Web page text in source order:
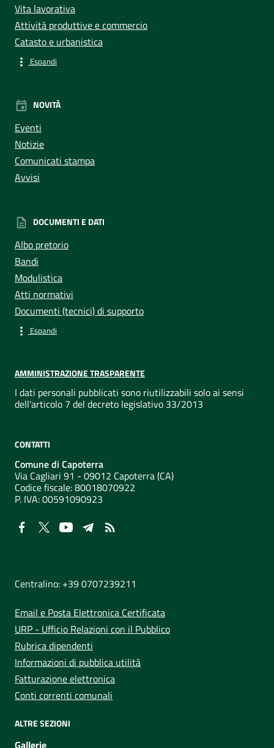
Vita lavorativa
Attività produttive e commercio
Catasto e urbanistica
Espandi
NOVITÀ
Eventi
Notizie
Comunicati stampa
Avvisi
DOCUMENTI E DATI
Albo pretorio
Bandi
Modulistica
Atti normativi
Documenti (tecnici) di supporto
Espandi
AMMINISTRAZIONE TRASPARENTE
I dati personali pubblicati sono riutilizzabili solo ai sensi
dell'articolo 7 del decreto legislativo 33/2013
CONTATTI
Comune di Capoterra
Via Cagliari 91 - 09012 Capoterra (CA)
Codice fiscale: 80018070922
P. IVA:00591090923
Centralino: +39 0707239211
Email e Posta Elettronica Certificata
URP - Ufficio Relazioni con il Pubblico
Rubrica dipendenti
Informazioni di pubblica utilità
Fatturazione elettronica
Conti correnti comunali
ALTRE SEZIONI
Gallerie